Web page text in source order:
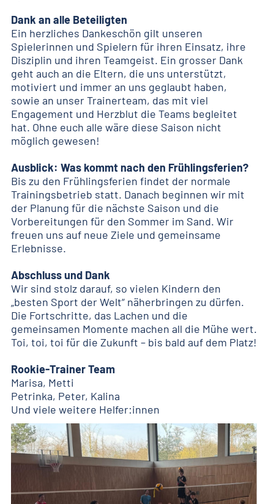
Dank an alle Beteiligten
Ein herzliches Dankeschön gilt unseren
Spielerinnen und Spielern für ihren Einsatz, ihre
Disziplin und ihren Teamgeist. Ein grosser Dank
geht auch an die Eltern, die uns unterstützt,
motiviert und immer an uns geglaubt haben,
sowie an unser Trainerteam, das mit viel
Engagement und Herzblut die Teams begleitet
hat. Ohne euch alle wäre diese Saison nicht
möglich gewesen!
Ausblick: Was kommt nach den Frühlingsferien?
Bis zu den Frühlingsferien findet der normale
Trainingsbetrieb statt. Danach beginnen wir mit
der Planung für die nächste Saison und die
Vorbereitungen für den Sommer im Sand. Wir
freuen uns auf neue Ziele und gemeinsame
Erlebnisse.
Abschluss und Dank
Wir sind stolz darauf, so vielen Kindern den
„besten Sport der Welt“ näherbringen zu dürfen.
Die Fortschritte, das Lachen und die
gemeinsamen Momente machen all die Mühe wert.
Toi, toi, toi für die Zukunft – bis bald auf dem Platz!
Rookie-Trainer Team
Marisa, Metti
Petrinka, Peter, Kalina
Und viele weitere Helfer:innen